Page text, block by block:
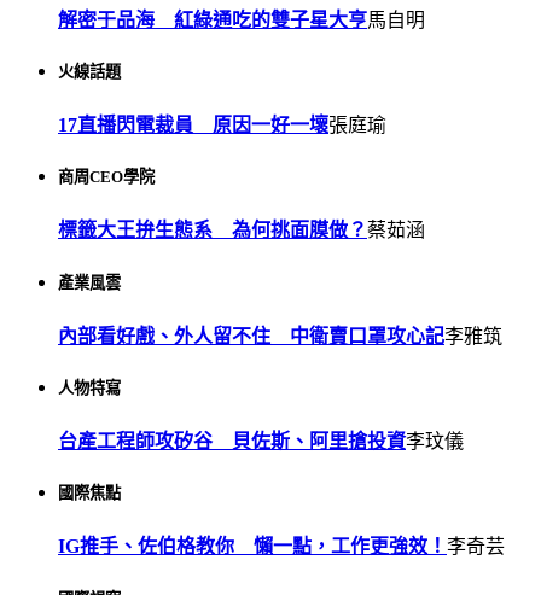
解密于品海 紅綠通吃的雙子星大亨馬自明
火線話題
17直播閃電裁員 原因一好一壞張庭瑜
商周CEO學院
標籤大王拚生態系 為何挑面膜做？蔡茹涵
產業風雲
內部看好戲、外人留不住 中衛賣口罩攻心記李雅筑
人物特寫
台產工程師攻矽谷 貝佐斯、阿里搶投資李玟儀
國際焦點
IG推手、佐伯格教你 懶一點，工作更強效！ 李奇芸